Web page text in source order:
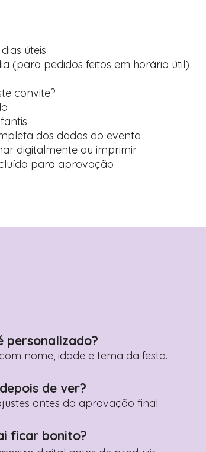
úteis
(para pedidos feitos em horário útil)
convite?
dos dados do evento
digitalmente ou imprimir
para aprovação
personalizado?
nome, idade e tema da festa.
de ver?
antes da aprovação final.
ficar bonito?